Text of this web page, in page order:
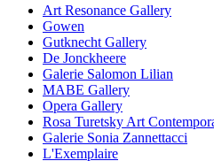
Art Resonance Gallery
Gowen
Gutknecht Gallery
De Jonckheere
Galerie Salomon Lilian
MABE Gallery
Opera Gallery
Rosa Turetsky Art
Galerie Sonia Zannettacci
L'Exemplaire